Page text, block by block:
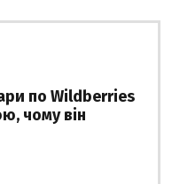
по Wildberries
чому він